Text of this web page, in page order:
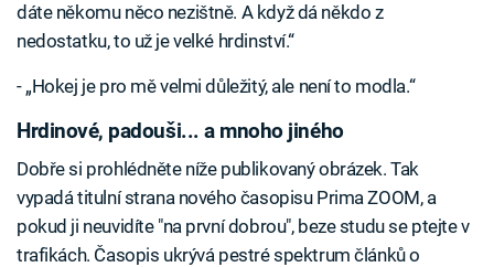
dáte někomu něco nezištně. A když dá někdo z
nedostatku, to už je velké hrdinství.“
- „Hokej je pro mě velmi důležitý, ale není to modla.“
Hrdinové, padouši... a mnoho jiného
Dobře si prohlédněte níže publikovaný obrázek. Tak
vypadá titulní strana nového časopisu Prima ZOOM, a
pokud ji neuvidíte "na první dobrou", beze studu se ptejte v
trafikách. Časopis ukrývá pestré spektrum článků o